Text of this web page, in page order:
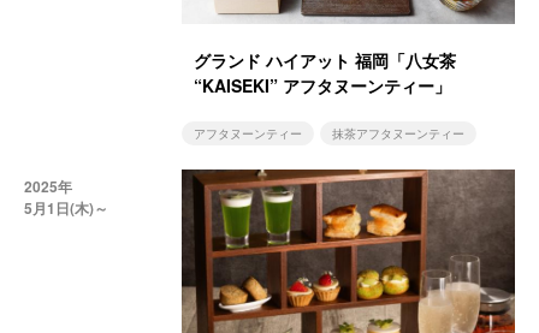
グランド ハイアット 福岡「八女茶
“KAISEKI” アフタヌーンティー」
アフタヌーンティー 抹茶アフタヌーンティー
2025年
5月1日(木)～